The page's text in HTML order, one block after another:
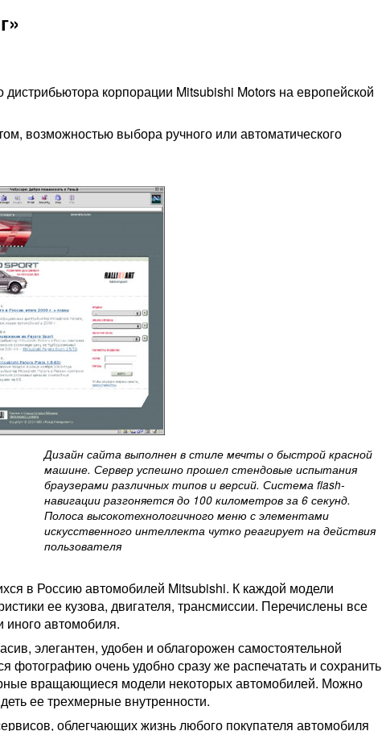
корпорации Mitsubishi Motors на европейской
возможностью выбора ручного или автоматического
Дизайн сайта выполнен в стиле мечты о быстрой красной
машине. Сервер успешно прошел стендовые испытания
браузерами различных типов и версий. Система flash-
навигации разгоняется до 100 километров за 6 секунд.
Полоса высокотехнологичного меню с элементами
искусственного интеллекта чутко реагирует на действия
пользователя
в Россию автомобилей Mitsubishi. К каждой модели
ее кузова, двигателя, трансмиссии. Перечислены все
автомобиля.
элегантен, удобен и облагорожен самостоятельной
очень удобно сразу же распечатать и сохранить
вращающиеся модели некоторых автомобилей. Можно
ее трехмерные внутренности.
облегчающих жизнь любого покупателя автомобиля